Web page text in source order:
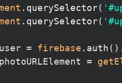
. querySelector(
. querySelector(
user = firebase . auth
photoURLElement =